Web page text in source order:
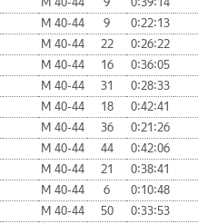
М 40-44 9
0:22:13
М 40-44 22
0:26:22
М 40-44 16
0:36:05
М 40-44 31
0:28:33
М 40-44 18
0:42:41
М 40-44 36
0:21:26
М 40-44 44
0:42:06
М 40-44 21
0:38:41
М 40-44 6
0:10:48
М 40-44 50
0:33:53